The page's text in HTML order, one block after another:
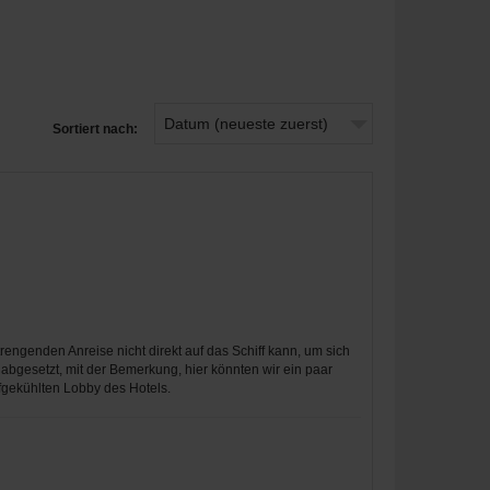
Sortiert nach:
Anreise nicht direkt auf das Schiff kann, um sich
mit der Bemerkung, hier könnten wir ein paar
Lobby des Hotels.